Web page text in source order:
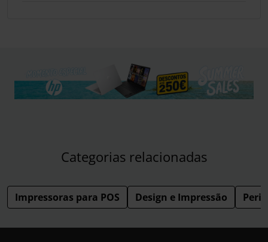
Categorias relacionadas
Impressoras para POS Design e Impressão